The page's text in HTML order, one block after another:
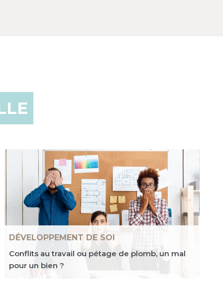
DÉVELOPPEMENT DE SOI
Conflits au travail ou pétage de plomb, un mal
pour un bien ?